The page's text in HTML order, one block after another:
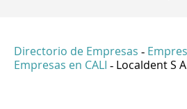
Directorio de Empresas -
Empresas en CALI - Localdent S